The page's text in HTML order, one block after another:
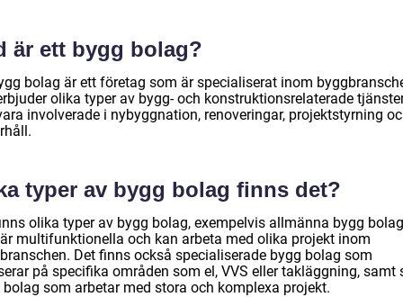
är ett bygg bolag?
bolag är ett företag som är specialiserat inom
olika typer av bygg- och konstruktionsrelaterade
involverade i nybyggnation, renoveringar, projektstyrning
typer av bygg bolag finns det?
olika typer av bygg bolag, exempelvis allmänna bygg bolag
multifunktionella och kan arbeta med olika projekt inom
Det finns också specialiserade bygg bolag som
på specifika områden som el, VVS eller takläggning, samt
bolag som arbetar med stora och komplexa projekt.